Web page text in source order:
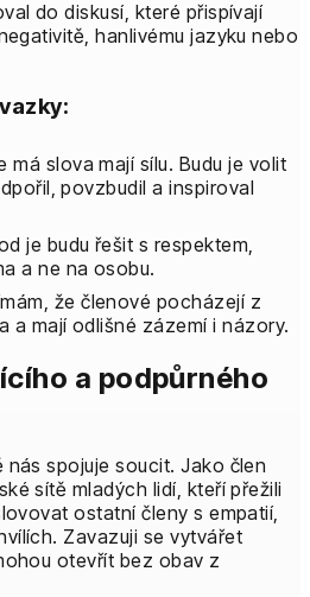
do diskusí, které přispívají
hanlivému jazyku nebo
má slova mají sílu. Budu je volit
povzbudil a inspiroval
je budu řešit s respektem,
a ne na osobu.
že členové pocházejí z
a mají odlišné zázemí i názory.
a podpůrného
spojuje soucit. Jako člen
sítě mladých lidí, kteří přežili
ostatní členy s empatií,
Zavazuji se vytvářet
otevřít bez obav z